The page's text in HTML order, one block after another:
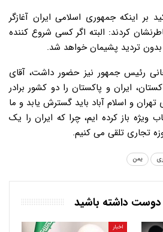
بر اینکه جمهوری اسلامی ایران آغازگر
کردند: البته اگر کسی شروع کننده
بدون تردید پشیمان خواهد شد.
رئیس جمهور نیز حضور داشت، آقای
ایران و پاکستان را دو کشور برادر
و اسلام آباد باید گسترش یابد و ما
ویژه باز کرده ایم، چرا که ایران را یک
تجاری تلقی می کنیم.
یمن
داشته باشید
اخبار